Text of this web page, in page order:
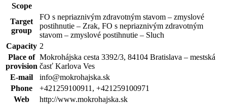
Scope
Target
group
FO s nepriaznivým zdravotným stavom – zmyslové
postihnutie – Zrak, FO s nepriaznivým zdravotným
stavom – zmyslové postihnutie – Sluch
Capacity 2
Place of
provision
Mokrohájska cesta 3392/3, 84104 Bratislava – mestská
časť Karlova Ves
E-mail
info@mokrohajska.sk
Phone
+421259100911, +421259100971
Web
http://www.mokrohajska.sk